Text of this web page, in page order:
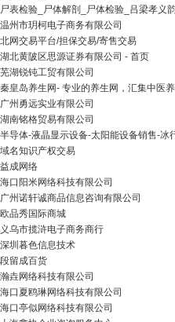
尸表检验_尸体解剖_尸体检验_吕梁孝义
温州市玥柯电子商务有限公司
北网交易平台/担保交易/寄售交易
湖北黄陂区思源证券有限公司 - 首页
芜湖锐钝工贸有限公司
秦皇岛养生网- 专业的养生网，汇集中医
广州勇远实业有限公司
湖南铭格贸易有限公司
半导体-液晶显示设备-太阳能设备销售-冰
域名知识产权交易
益成网络
海口阳米网络科技有限公司
广州诺轩诚商品信息咨询有限公司
欧品秀国际商城
义乌市揽浒电子商务商行
深圳暮色信息技术
段留成百货
瀚垚网络科技有限公司
海口夏鸥琳网络科技有限公司
海口亭似网络科技有限公司